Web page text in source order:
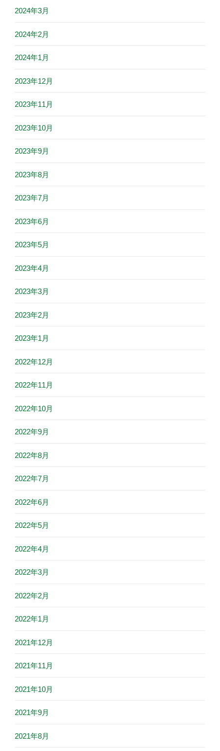
2024年3月
2024年2月
2024年1月
2023年12月
2023年11月
2023年10月
2023年9月
2023年8月
2023年7月
2023年6月
2023年5月
2023年4月
2023年3月
2023年2月
2023年1月
2022年12月
2022年11月
2022年10月
2022年9月
2022年8月
2022年7月
2022年6月
2022年5月
2022年4月
2022年3月
2022年2月
2022年1月
2021年12月
2021年11月
2021年10月
2021年9月
2021年8月